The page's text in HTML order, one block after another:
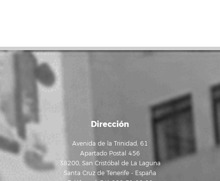
Dirección
Avenida de la Trinidad, 61
Apartado Postal 456
38200, San Cristóbal de La Laguna
Santa Cruz de Tenerife - España